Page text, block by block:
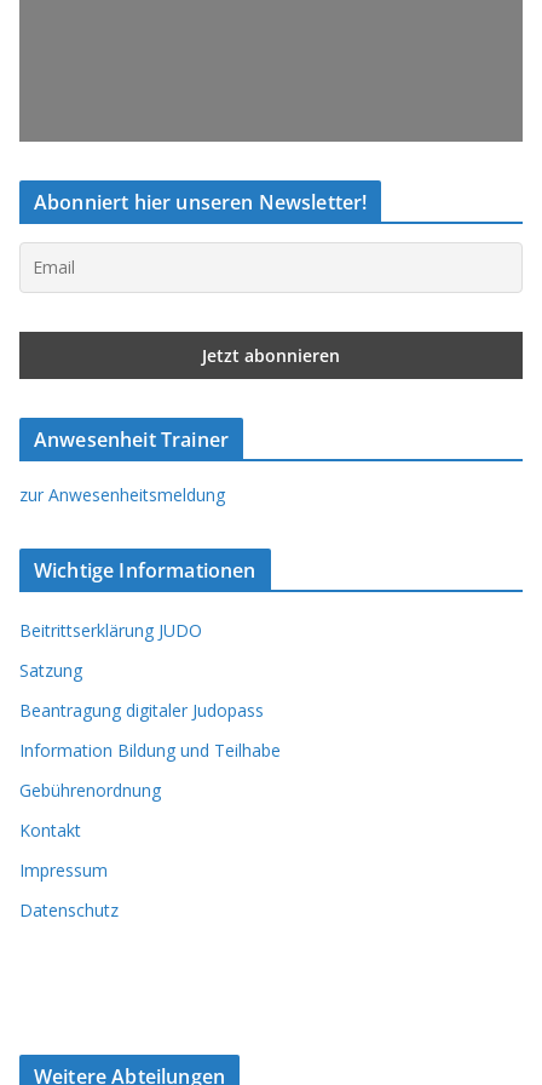
Abonniert hier unseren Newsletter!
Anwesenheit Trainer
zur Anwesenheitsmeldung
Wichtige Informationen
Beitrittserklärung JUDO
Satzung
Beantragung digitaler Judopass
Information Bildung und Teilhabe
Gebührenordnung
Kontakt
Impressum
Datenschutz
Weitere Abteilungen